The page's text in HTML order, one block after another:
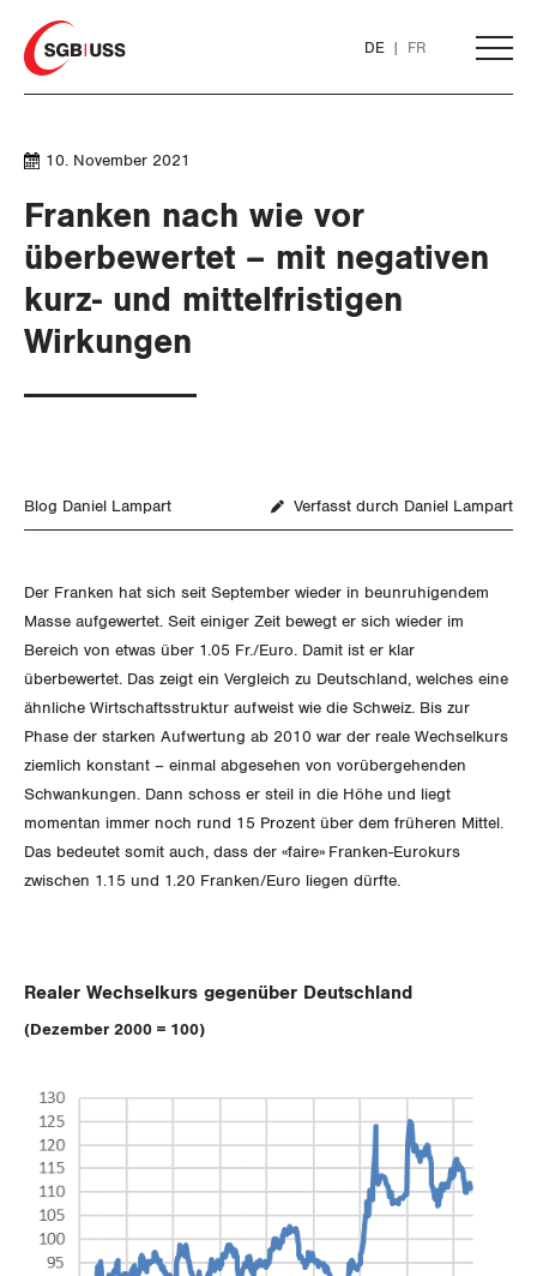
Home
DE FR
THEMEN
ARBEIT
Arbeitsrechte
Arbeitssicherheit und Gesundheitsschutz
WIRTSCHAFT
Verteilung
Arbeitslosenversicherung
Überbrückungsleistung
Ergänzungsleistungen
Invalidenversicherung
Unfallversicherung
Gesundheit
Kommunikation und Medien
GLEICHSTELLUNG
BILDUNG & JUGEND
MIGRATION
GEWERKSCHAFTSPOLITIK
SERVICE
BROSCHÜREN/BÜCHER
Bestellformular
GREMIEN
Präsidialausschuss
Feministische Kommission
Jugendkommission
Migrationskommission
Queer-Kommission
KANTONALE BÜNDE
Aargau
Beide Basel
Bern
Freiburg
Graubünden
Luzern
Neuenburg
Nidwalden
ANGESCHLOSSENE VERBÄNDE
OFFENE STELLEN
AGENDA
Publikationen
Artikel
Medienmitteilungen
Dossier
Vernehmlassungen
Bücher/Broschüren
Blog Daniel Lampart
Der Europa-Blog
Kontakt
10. November 2021
Franken nach wie vor
überbewertet – mit negativen
kurz- und mittelfristigen
Wirkungen
Blog Daniel Lampart Verfasst durch Daniel Lampart
Der Franken hat sich seit September wieder in beunruhigendem
Masse aufgewertet. Seit einiger Zeit bewegt er sich wieder im
Bereich von etwas über 1.05 Fr./Euro. Damit ist er klar
überbewertet. Das zeigt ein Vergleich zu Deutschland, welches eine
ähnliche Wirtschaftsstruktur aufweist wie die Schweiz. Bis zur
Phase der starken Aufwertung ab 2010 war der reale Wechselkurs
ziemlich konstant – einmal abgesehen von vorübergehenden
Schwankungen. Dann schoss er steil in die Höhe und liegt
momentan immer noch rund 15 Prozent über dem früheren Mittel.
Das bedeutet somit auch, dass der «faire» Franken-Eurokurs
zwischen 1.15 und 1.20 Franken/Euro liegen dürfte.
Realer Wechselkurs gegenüber Deutschland
(Dezember 2000 = 100)